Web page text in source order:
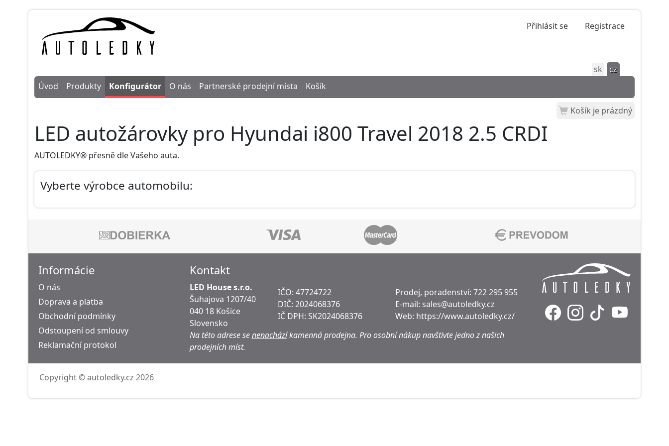
Přihlásit se Registrace
sk
cz
Úvod
Produkty Konfigurátor O nás Partnerské prodejní místa Košík
Košík je prázdný
LED autožárovky pro Hyundai i800 Travel 2018 2.5 CRDI
AUTOLEDKY® přesně dle Vašeho auta.
Vyberte výrobce automobilu:
Informácie
O nás
Doprava a platba
Obchodní podmínky
Odstoupení od smlouvy
Reklamační protokol
Kontakt
LED House s.r.o.
Šuhajova 1207/40
040 18 Košice
Slovensko
IČO: 47724722
DIČ: 2024068376
IČ DPH: SK2024068376
Prodej, poradenství: 722 295 955
E-mail: sales@autoledky.cz
Web: https://www.autoledky.cz/
Na této adrese senenacházíkamenná prodejna. Pro osobní nákup navštivte jedno z našich
prodejních míst.
Copyright © autoledky.cz 2026